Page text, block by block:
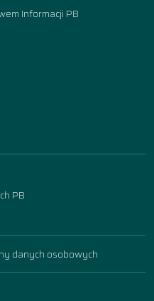
Informacji PB
PB
danych osobowych